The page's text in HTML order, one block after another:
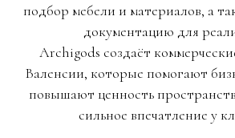
подбор мебели и материалов, а
документацию для
Archigods создаёт
Валенсии, которые помогают
повышают ценность
сильное впечатление у